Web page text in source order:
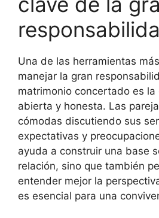
Una de las herramientas
manejar la gran
matrimonio concertado es la
abierta y honesta. Las
cómodas discutiendo sus
expectativas y
ayuda a construir una base
relación, sino que también
entender mejor la
es esencial para una